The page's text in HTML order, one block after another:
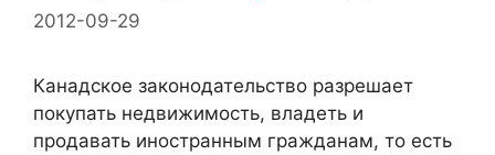
2012-09-29
Канадское законодательство разрешает
покупать недвижимость, владеть и
продавать иностранным гражданам, то есть